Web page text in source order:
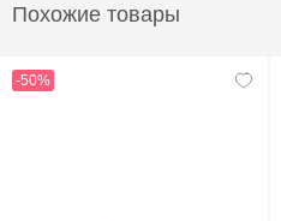
Похожие товары
-50%